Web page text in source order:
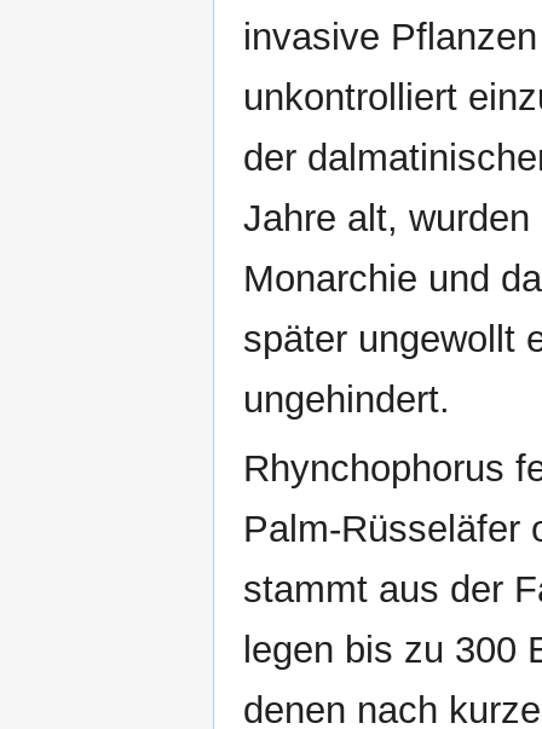
invasive
unkontrolliert
der
Jahre alt,
Monarchie und
später ungewollt
ungehindert.
Rhynchophorus
Palm-Rüsseläfer
stammt aus der
legen bis zu 300
denen nach